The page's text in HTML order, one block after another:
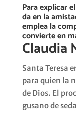
Para explicar
da en la
emplea la
convierte en
Claudia
Santa Teresa
para quien la
de Dios. El
gusano de